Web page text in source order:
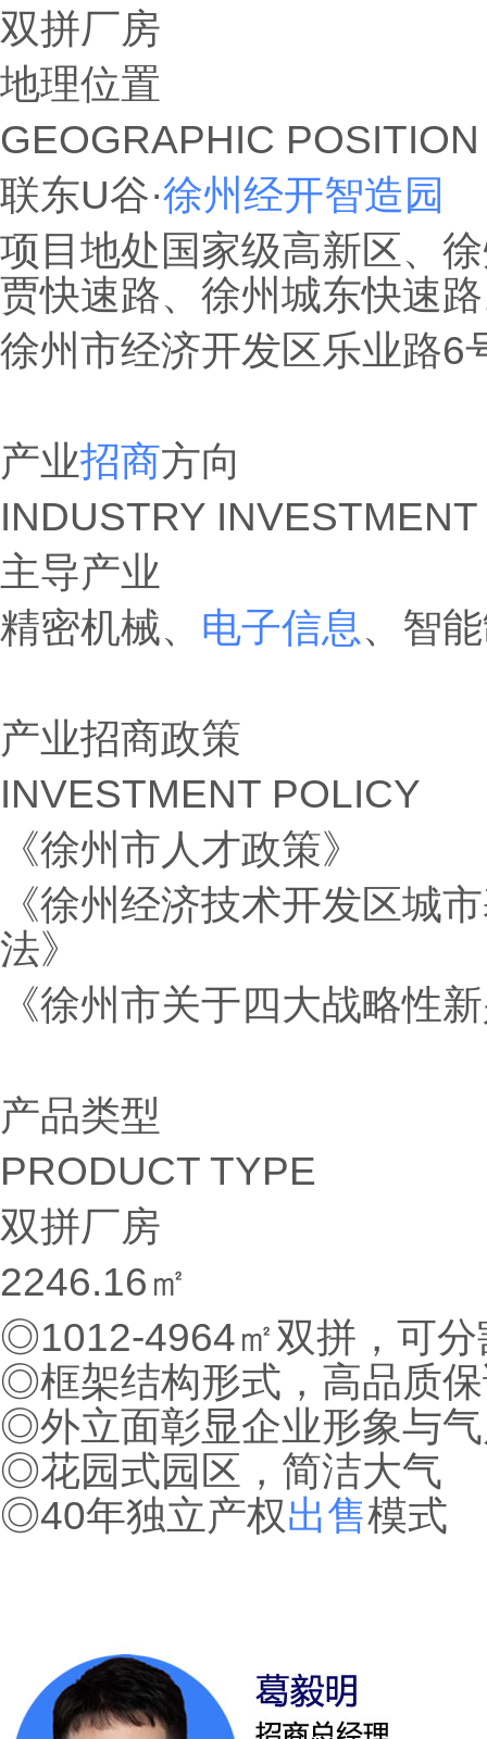
双拼厂房
地理位置
GEOGRAPHIC POSITION
联东U谷·徐州经开智造园
项目地处国家级高新区、
贾快速路、徐州城东快速
徐州市经济开发区乐业路6
产业招商方向
INDUSTRY INVESTMENT
主导产业
精密机械、 电子信息、智
产业招商政策
INVESTMENT POLICY
《徐州市人才政策》
《徐州经济技术开发区城
法》
《徐州市关于四大战略性
产品类型
PRODUCT TYPE
双拼厂房
2246.16㎡
◎1012-4964㎡双拼，可
◎框架结构形式，高品质
◎外立面彰显企业形象与
◎花园式园区，简洁大气
◎40年独立产权出售模式